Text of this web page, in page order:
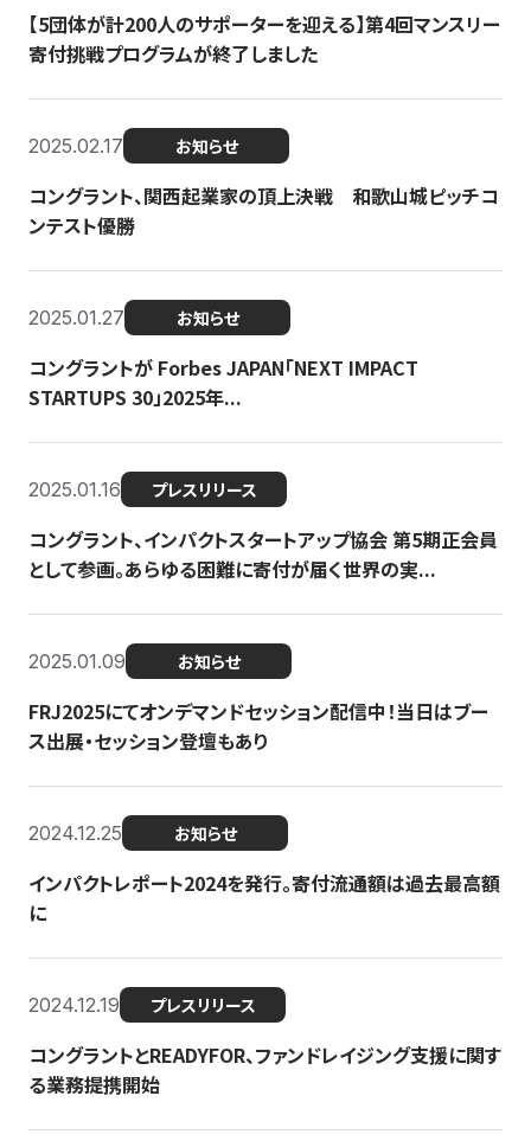
【5団体が計200人のサポーターを迎える】​​第4回マンスリー
寄付挑戦プログラムが終了しました
2025.02.17 お知らせ
コングラント、関西起業家の頂上決戦 和歌山城ピッチコ
ンテスト優勝
2025.01.27 お知らせ
コングラントが Forbes JAPAN「NEXT IMPACT
STARTUPS 30」2025年...
2025.01.16 プレスリリース
コングラント、インパクトスタートアップ協会 第5期正会員
として参画。あらゆる困難に寄付が届く世界の実...
2025.01.09 お知らせ
FRJ2025にてオンデマンドセッション配信中！当日はブー
ス出展・セッション登壇もあり
2024.12.25 お知らせ
インパクトレポート2024を発行。寄付流通額は過去最高額
に
2024.12.19 プレスリリース
コングラントとREADYFOR、ファンドレイジング支援に関す
る業務提携開始